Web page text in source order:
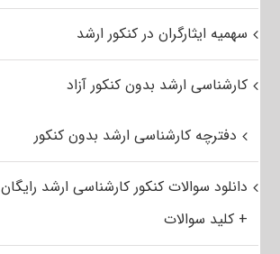
سهمیه ایثارگران در کنکور ارشد
کارشناسی ارشد بدون کنکور آزاد
دفترچه کارشناسی ارشد بدون کنکور
دانلود سوالات کنکور کارشناسی ارشد رایگان
+ کلید سوالات